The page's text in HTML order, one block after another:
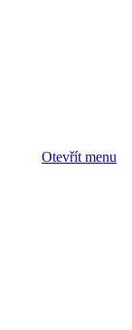
Otevřít menu